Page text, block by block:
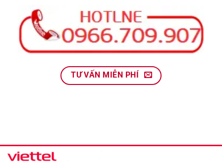
TƯ VẤN MIỄN PHÍ